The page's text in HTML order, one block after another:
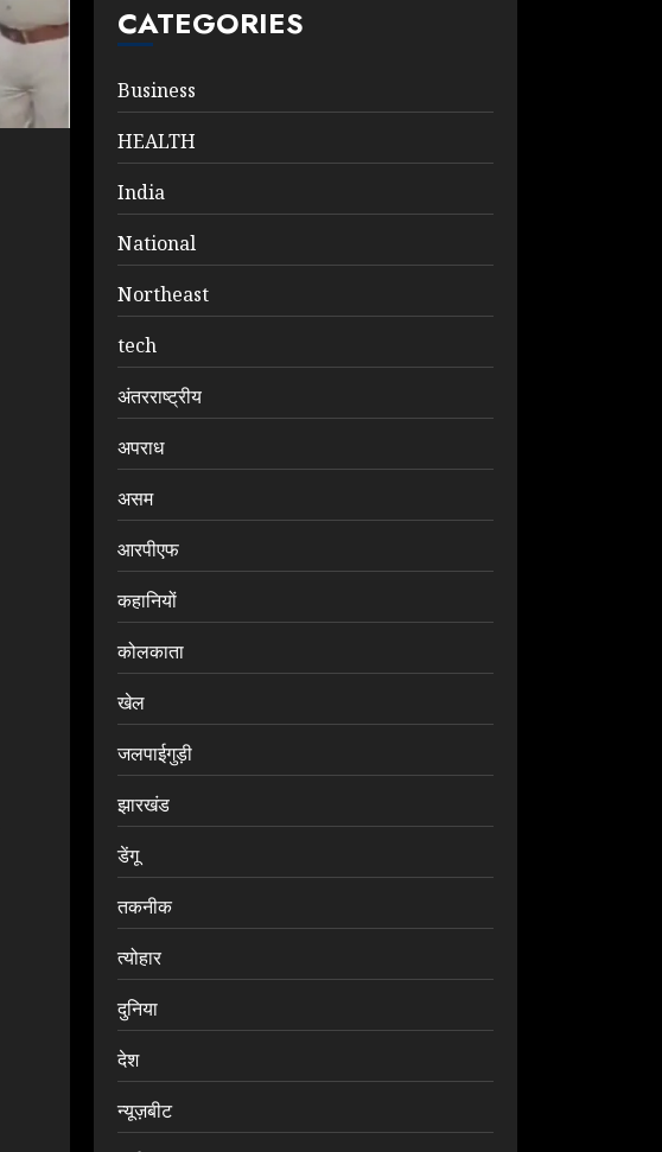
CATEGORIES
Business
HEALTH
India
National
Northeast
tech
अंतरराष्ट्रीय
अपराध
असम
आरपीएफ
कहानियों
कोलकाता
खेल
जलपाईगुड़ी
झारखंड
डेंगू
तकनीक
त्योहार
दुनिया
देश
न्यूज़बीट